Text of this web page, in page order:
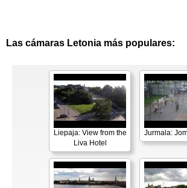
Las cámaras Letonia más populares:
Liepaja: View from the
Liva Hotel
Jurmala: